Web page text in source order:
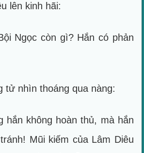
lên kinh hãi:
Ngọc còn gì? Hắn có phản
tử nhìn thoáng qua nàng:
hắn không hoàn thủ, mà hắn
Mũi kiếm của Lâm Diêu